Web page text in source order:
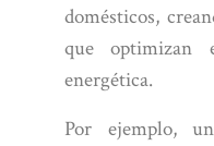
domésticos,
que
energética.
Por ejemplo,